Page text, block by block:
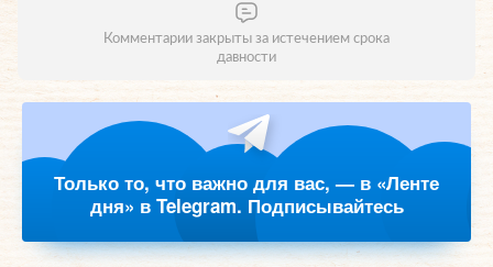
Комментарии закрыты за истечением срока
давности
Только то, что важно для вас, — в «Ленте
дня» в Telegram. Подписывайтесь